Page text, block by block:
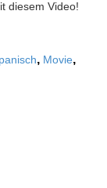
diesem Video!
, Movie,